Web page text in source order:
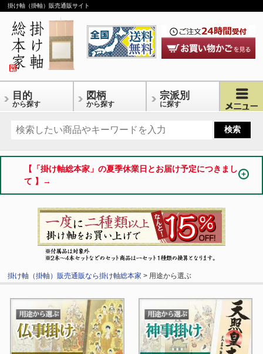
掛け軸（掛軸）販売通販サイト
目的
から探す
図柄
から探す
宗派別
に探す
【「掛け軸総本家」の夏季休業日とお届け予定につきまし
て 】→
掛け軸（掛軸）販売通販なら掛け軸総本家 > 用途から選ぶ